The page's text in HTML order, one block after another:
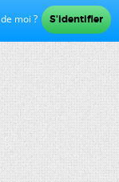
moi ?